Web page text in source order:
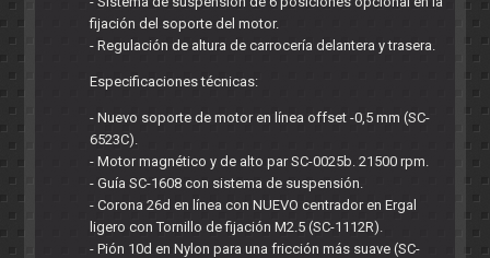
fijación del soporte del motor.
- Regulación de altura de carrocería delantera y trasera.
Especificaciones técnicas:
- Nuevo soporte de motor en línea offset -0,5 mm (SC-
6523C).
- Motor magnético y de alto par SC-0025b. 21500 rpm.
- Guía SC-1608 con sistema de suspensión.
- Corona 26d en línea con NUEVO centrador en Ergal
ligero con Tornillo de fijación M2.5 (SC-1112R).
- Pión 10d en Nylon para una fricción más suave (SC-